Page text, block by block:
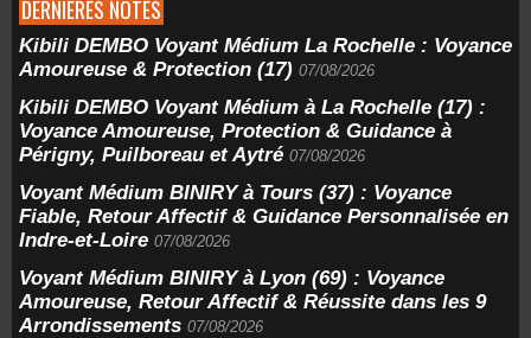
DERNIÈRES NOTES
Kibili DEMBO Voyant Médium La Rochelle : Voyance
Amoureuse & Protection (17) 07/08/2026
Kibili DEMBO Voyant Médium à La Rochelle (17) :
Voyance Amoureuse, Protection & Guidance à
Périgny, Puilboreau et Aytré 07/08/2026
Voyant Médium BINIRY à Tours (37) : Voyance
Fiable, Retour Affectif & Guidance Personnalisée en
Indre-et-Loire 07/08/2026
Voyant Médium BINIRY à Lyon (69) : Voyance
Amoureuse, Retour Affectif & Réussite dans les 9
Arrondissements 07/08/2026